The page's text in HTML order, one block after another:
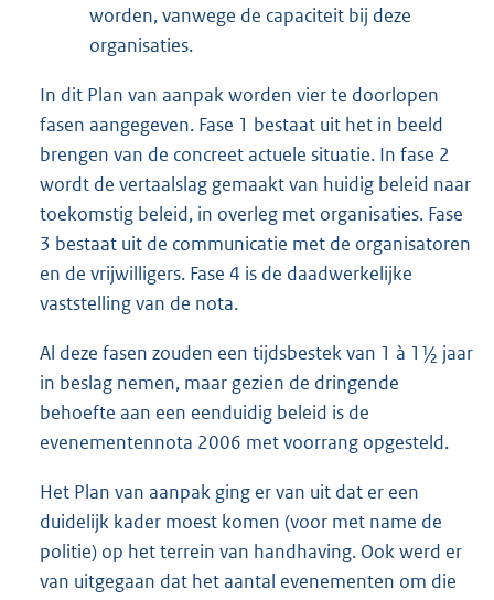
worden, vanwege de capaciteit bij deze
organisaties.
In dit Plan van aanpak worden vier te doorlopen
fasen aangegeven. Fase 1 bestaat uit het in beeld
brengen van de concreet actuele situatie. In fase 2
wordt de vertaalslag gemaakt van huidig beleid naar
toekomstig beleid, in overleg met organisaties. Fase
3 bestaat uit de communicatie met de organisatoren
en de vrijwilligers. Fase 4 is de daadwerkelijke
vaststelling van de nota.
Al deze fasen zouden een tijdsbestek van 1 à 1½ jaar
in beslag nemen, maar gezien de dringende
behoefte aan een eenduidig beleid is de
evenementennota 2006 met voorrang opgesteld.
Het Plan van aanpak ging er van uit dat er een
duidelijk kader moest komen (voor met name de
politie) op het terrein van handhaving. Ook werd er
van uitgegaan dat het aantal evenementen om die